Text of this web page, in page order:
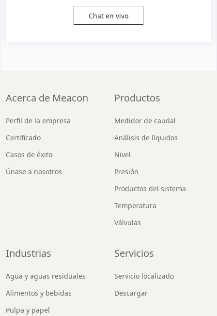
Chat en vivo
Acerca de Meacon
Perfil de la empresa
Certificado
Casos de éxito
Únase a nosotros
Productos
Medidor de caudal
Análisis de líquidos
Nivel
Presión
Productos del sistema
Temperatura
Válvulas
Industrias
Agua y aguas residuales
Alimentos y bebidas
Pulpa y papel
Servicios
Servicio localizado
Descargar